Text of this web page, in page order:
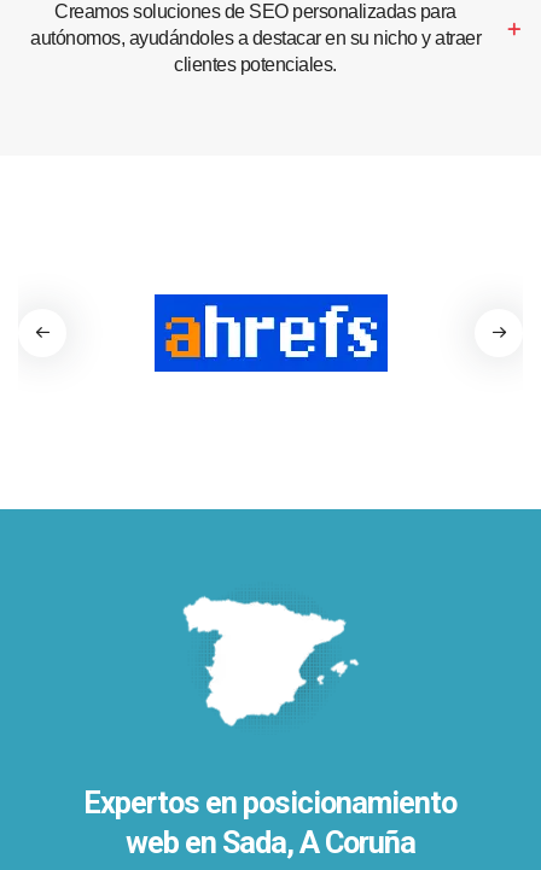
Creamos soluciones de SEO personalizadas para
autónomos, ayudándoles a destacar en su nicho y atraer
clientes potenciales.
Expertos en posicionamiento
web en Sada, A Coruña